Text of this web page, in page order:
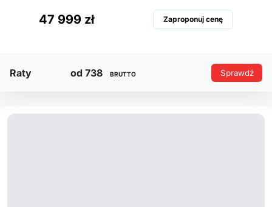
47 999 zł Zaproponuj cenę
Raty od 738 BRUTTO Sprawdź